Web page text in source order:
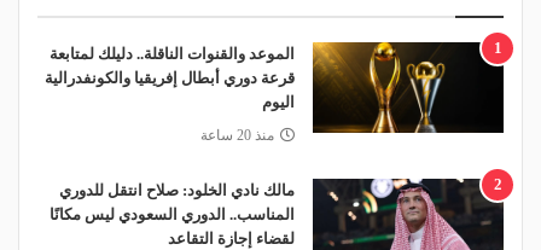
1
الموعد والقنوات الناقلة.. دليلك لمتابعة
قرعة دوري أبطال إفريقيا والكونفدرالية
اليوم
منذ 20 ساعة
2
مالك نادي الخلود: صلاح انتقل للدوري
المناسب.. الدوري السعودي ليس مكانًا
لقضاء إجازة التقاعد